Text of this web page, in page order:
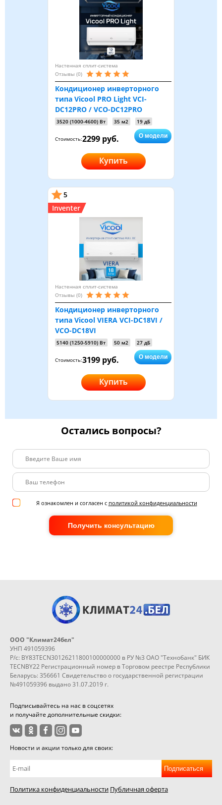
Настенная сплит-система
Отзывы (0)
Кондиционер инверторного
типа Vicool PRO Light VCI-
DC12PRO / VCO-DC12PRO
3520 (1000-4600) Вт 35 м2 19 дБ
Стоимость:2299 руб. О модели
Купить
5
Inventer
Настенная сплит-система
Отзывы (0)
Кондиционер инверторного
типа Vicool VIERA VCI-DC18VI /
VCO-DC18VI
5140 (1250-5910) Вт 50 м2 27 дБ
Стоимость:3199 руб. О модели
Купить
Остались вопросы?
Я ознакомлен и согласен с политикой конфиденциальности
Получить консультацию
ООО "Климат24бел"
УНП 491059396
Р/с: BY83TECN30126211800100000000 в РУ №3 ОАО "Технобанк" БИК
TECNBY22 Регистрационный номер в Торговом реестре Республики
Беларусь: 356661 Свидетельство о государственной регистрации
№491059396 выдано 31.07.2019 г.
Подписывайтесь на нас в соцсетях
и получайте дополнительные скидки:
Новости и акции только для своих:
Подписаться
Политика конфиденциальности Публичная оферта